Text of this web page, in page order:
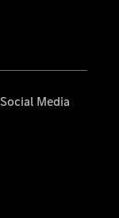
Social Media